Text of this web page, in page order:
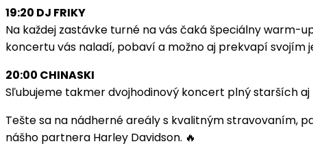
19:20 DJ FRIKY
Na každej zastávke turné na vás čaká špeciálny warm-
koncertu vás naladí, pobaví a možno aj prekvapí svojím
20:00 CHINASKI
Sľubujeme takmer dvojhodinový koncert plný starších aj
Tešte sa na nádherné areály s kvalitným stravovaním,
nášho partnera Harley Davidson. 🔥